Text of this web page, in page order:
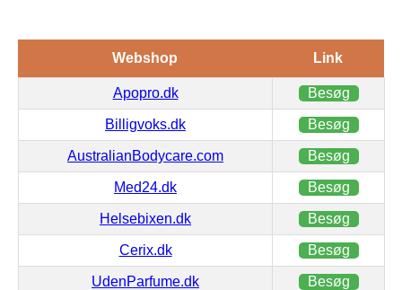
Webshop Link
Apopro.dk Besøg
Billigvoks.dk Besøg
AustralianBodycare.com Besøg
Med24.dk Besøg
Helsebixen.dk Besøg
Cerix.dk Besøg
UdenParfume.dk Besøg